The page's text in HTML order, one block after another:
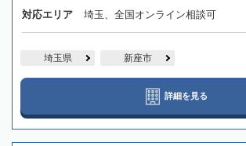
対応エリア 埼玉、全国オンライン相談可
埼玉県 新座市
詳細を見る